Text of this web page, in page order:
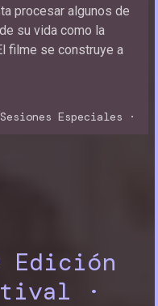
procesar algunos de
su vida como la
filme se construye a
Sesiones Especiales ·
Edición
·